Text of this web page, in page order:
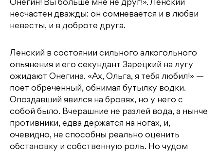
Онегин! Вы больше мне не друг!». Ленский
несчастен дважды: он сомневается и в любви
невесты, и в доброте друга.
Ленский в состоянии сильного алкогольного
опьянения и его секундант Зарецкий на лугу
ожидают Онегина. «Ах, Ольга, я тебя любил!» —
поет обреченный, обнимая бутылку водки.
Опоздавший явился на бровях, но у него с
собой было. Вчерашние не разлей вода, а нынче
противники, едва держатся на ногах, и,
очевидно, не способны реально оценить
обстановку и собственную роль. Но чудом